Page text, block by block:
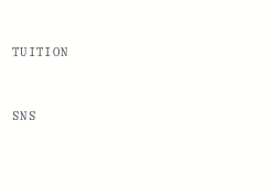
TUITION
SNS